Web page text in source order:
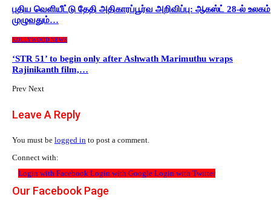
புதிய வெளியீட்டு தேதி அதிகாரப்பூர்வ அறிவிப்பு: ஆகஸ்ட் 28-ல் உலகம்
முழுவதும்…
KOLLYWOOD NEWS
‘STR 51’ to begin only after Ashwath Marimuthu wraps
Rajinikanth film,…
Prev Next
Leave A Reply
You must be logged in to post a comment.
Connect with:
Login with Facebook Login with Google Login with Twitter
Our Facebook Page